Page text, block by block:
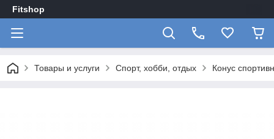
Fitshop
Товары и услуги Спорт, хобби, отдых Конус